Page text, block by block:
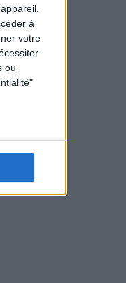
à
votre
ou